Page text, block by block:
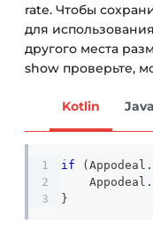
rate. Чтобы
для
другого места
show проверьте,
Kotlin Java
if ( Appodeal .
    Appodeal
.
}